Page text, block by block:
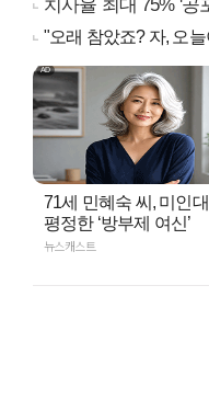
치사율 최대 75% '
"오래 참았죠? 자, 오
71세 민혜숙 씨, 미인
평정한 ‘방부제 여신’
뉴스캐스트